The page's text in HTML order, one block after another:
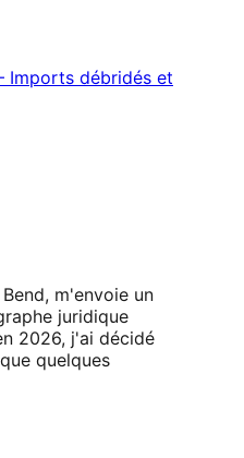
Imports débridés et
m'envoie un
juridique
2026, j'ai décidé
quelques